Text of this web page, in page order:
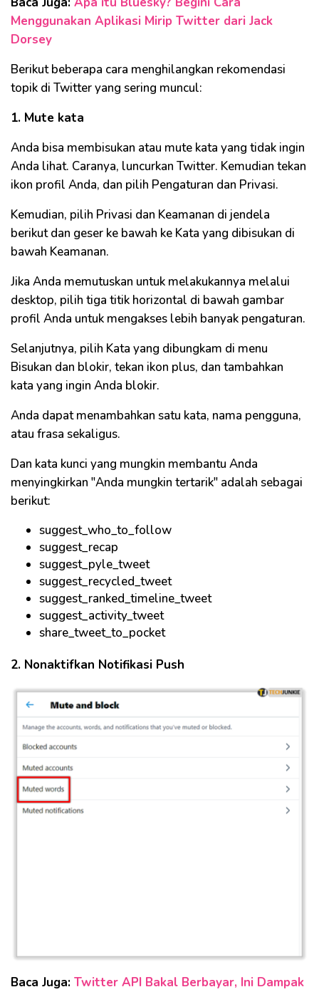
Menggunakan Aplikasi Mirip Twitter dari Jack
Dorsey
Berikut beberapa cara menghilangkan rekomendasi
topik di Twitter yang sering muncul:
1. Mute kata
Anda bisa membisukan atau mute kata yang tidak ingin
Anda lihat. Caranya, luncurkan Twitter. Kemudian tekan
ikon profil Anda, dan pilih Pengaturan dan Privasi.
Kemudian, pilih Privasi dan Keamanan di jendela
berikut dan geser ke bawah ke Kata yang dibisukan di
bawah Keamanan.
Jika Anda memutuskan untuk melakukannya melalui
desktop, pilih tiga titik horizontal di bawah gambar
profil Anda untuk mengakses lebih banyak pengaturan.
Selanjutnya, pilih Kata yang dibungkam di menu
Bisukan dan blokir, tekan ikon plus, dan tambahkan
kata yang ingin Anda blokir.
Anda dapat menambahkan satu kata, nama pengguna,
atau frasa sekaligus.
Dan kata kunci yang mungkin membantu Anda
menyingkirkan "Anda mungkin tertarik" adalah sebagai
berikut:
suggest_who_to_follow
suggest_recap
suggest_pyle_tweet
suggest_recycled_tweet
suggest_ranked_timeline_tweet
suggest_activity_tweet
share_tweet_to_pocket
2. Nonaktifkan Notifikasi Push
Baca Juga: Twitter API Bakal Berbayar, Ini Dampak